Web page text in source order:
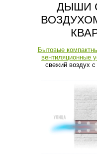
ДЫШИ
Бытовые
вентиляционные
свежий воздух